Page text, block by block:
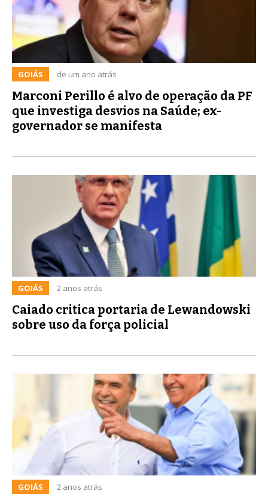
GOIÁS de um ano atrás
Marconi Perillo é alvo de operação da PF
que investiga desvios na Saúde; ex-
governador se manifesta
GOIÁS 2 anos atrás
Caiado critica portaria de Lewandowski
sobre uso da força policial
GOIÁS 2 anos atrás